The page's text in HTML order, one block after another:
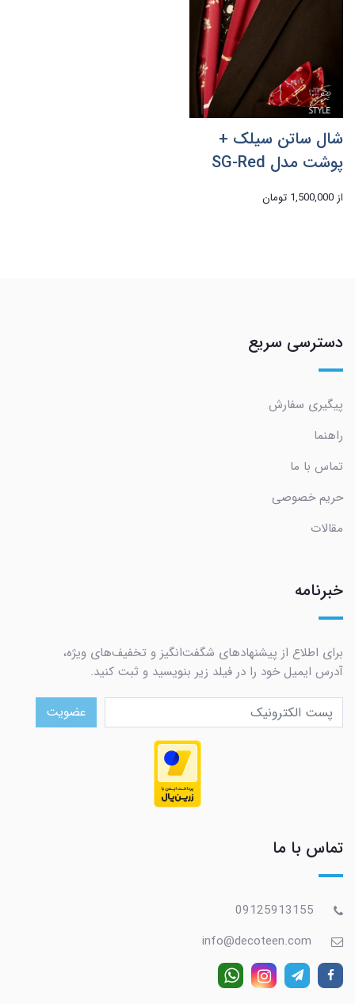
شال ساتن سیلک +
پوشت مدل SG-Red
از 1,500,000 تومان
دسترسی سریع
پیگیری سفارش
راهنما
تماس با ما
حریم خصوصی
مقالات
خبرنامه
برای اطلاع از پیشنهادهای شگفت‌انگیز و تخفیف‌های ویژه،
آدرس ایمیل خود را در فیلد زیر بنویسید و ثبت کنید.
عضویت
تماس با ما